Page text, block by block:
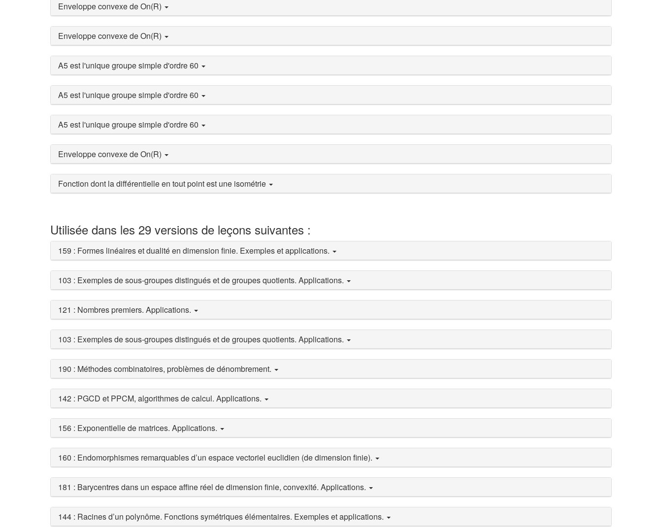
Enveloppe convexe de On(R)
Enveloppe convexe de On(R)
A5 est l'unique groupe simple d'ordre 60
A5 est l'unique groupe simple d'ordre 60
A5 est l'unique groupe simple d'ordre 60
Enveloppe convexe de On(R)
Fonction dont la différentielle en tout point est une isométrie
Utilisée dans les 29 versions de leçons suivantes :
159 : Formes linéaires et dualité en dimension finie. Exemples et applications.
103 : Exemples de sous-groupes distingués et de groupes quotients. Applications.
121 : Nombres premiers. Applications.
103 : Exemples de sous-groupes distingués et de groupes quotients. Applications.
190 : Méthodes combinatoires, problèmes de dénombrement.
142 : PGCD et PPCM, algorithmes de calcul. Applications.
156 : Exponentielle de matrices. Applications.
160 : Endomorphismes remarquables d’un espace vectoriel euclidien (de dimension finie).
181 : Barycentres dans un espace affine réel de dimension finie, convexité. Applications.
144 : Racines d’un polynôme. Fonctions symétriques élémentaires. Exemples et applications.